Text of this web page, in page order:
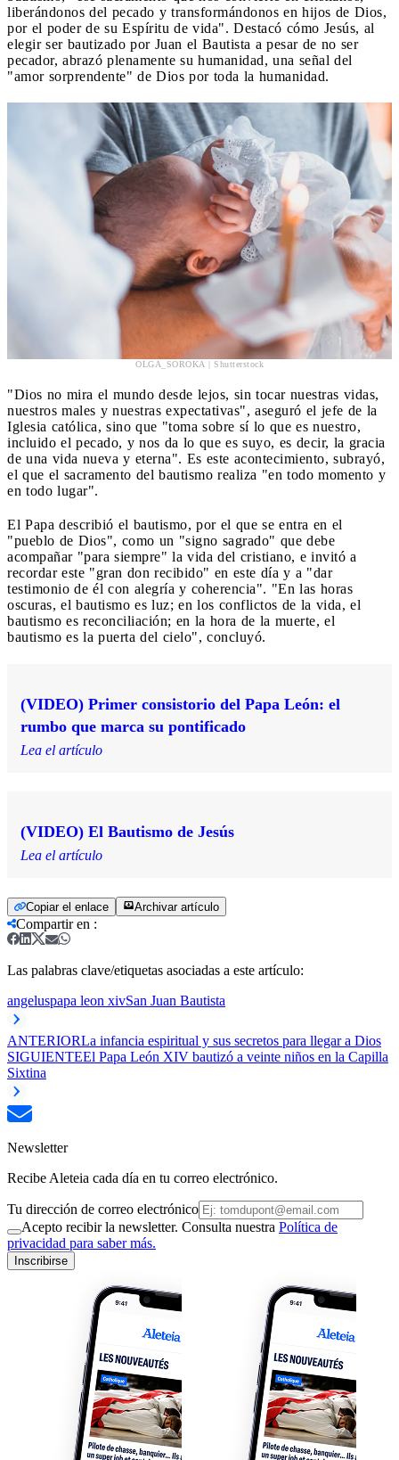
liberándonos del pecado y transformándonos en hijos de Dios,
por el poder de su Espíritu de vida". Destacó cómo Jesús, al
elegir ser bautizado por Juan el Bautista a pesar de no ser
pecador, abrazó plenamente su humanidad, una señal del
"amor sorprendente" de Dios por toda la humanidad.
OLGA_SOROKA | Shutterstock
"Dios no mira el mundo desde lejos, sin tocar nuestras vidas,
nuestros males y nuestras expectativas", aseguró el jefe de la
Iglesia católica, sino que "toma sobre sí lo que es nuestro,
incluido el pecado, y nos da lo que es suyo, es decir, la gracia
de una vida nueva y eterna". Es este acontecimiento, subrayó,
el que el sacramento del bautismo realiza "en todo momento y
en todo lugar".
El Papa describió el bautismo, por el que se entra en el
"pueblo de Dios", como un "signo sagrado" que debe
acompañar "para siempre" la vida del cristiano, e invitó a
recordar este "gran don recibido" en este día y a "dar
testimonio de él con alegría y coherencia". "En las horas
oscuras, el bautismo es luz; en los conflictos de la vida, el
bautismo es reconciliación; en la hora de la muerte, el
bautismo es la puerta del cielo", concluyó.
(VIDEO) Primer consistorio del Papa León: el
rumbo que marca su pontificado
Lea el artículo
(VIDEO) El Bautismo de Jesús
Lea el artículo
Copiar el enlace Archivar artículo
Compartir en :
Las palabras clave/etiquetas asociadas a este artículo:
angeluspapa leon xivSan Juan Bautista
ANTERIORLa infancia espiritual y sus secretos para llegar a Dios
SIGUIENTEEl Papa León XIV bautizó a veinte niños en la Capilla
Sixtina
Newsletter
Recibe Aleteia cada día en tu correo electrónico.
Tu dirección de correo electrónico
Acepto recibir la newsletter. Consulta nuestra Política de
privacidad para saber más.
Inscribirse